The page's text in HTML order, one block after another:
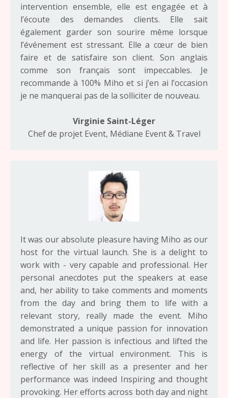
intervention ensemble, elle est engagée et à
l’écoute des demandes clients. Elle sait
également garder son sourire même lorsque
l’événement est stressant. Elle a cœur de bien
faire et de satisfaire son client. Son anglais
comme son français sont impeccables. Je
recommande à 100% Miho et si j’en ai l’occasion
je ne manquerai pas de la solliciter de nouveau.
Virginie Saint-Léger
Chef de projet Event, Médiane Event & Travel
It was our absolute pleasure having Miho as our
host for the virtual launch. She is a delight to
work with - very capable and professional. Her
personal anecdotes put the speakers at ease
and, her ability to take comments and moments
from the day and bring them to life with a
relevant story, really made the event. Miho
demonstrated a unique passion for innovation
and life. Her passion is infectious and lifted the
energy of the virtual environment. This is
reflective of her skill as a presenter and her
performance was indeed Inspiring and thought
provoking. Her efforts across both day and night